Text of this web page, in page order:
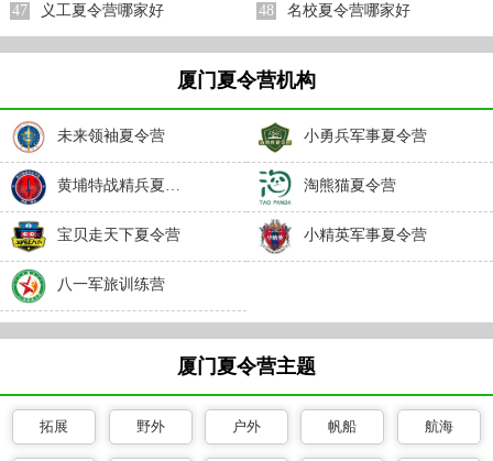
47 义工夏令营哪家好 48 名校夏令营哪家好
厦门夏令营机构
未来领袖夏令营 小勇兵军事夏令营
淘熊猫夏令营
宝贝走天下夏令营 小精英军事夏令营
八一军旅训练营
厦门夏令营主题
拓展 野外 户外 帆船 航海